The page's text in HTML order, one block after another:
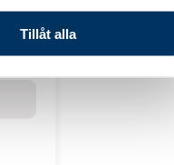
Tillåt alla